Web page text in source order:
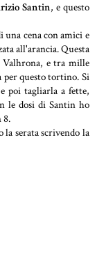
Santin, e questo
una cena con amici e
all'arancia. Questa
Valhrona, e tra mille
per questo tortino. Si
poi tagliarla a fette,
le dosi di Santin ho
8.
serata scrivendo la